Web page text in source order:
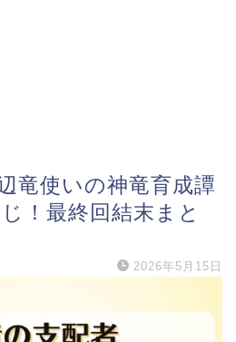
竜使いの神竜育成譚
！最終回結末まと
2026年5月15日